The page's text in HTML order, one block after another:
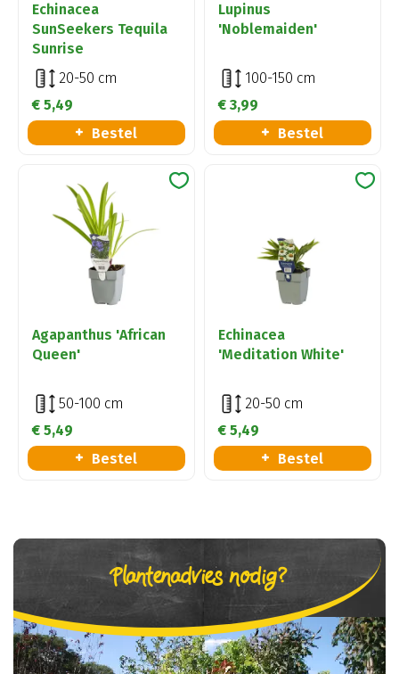
Echinacea
SunSeekers Tequila
Sunrise
20-50 cm
€ 5,49
Bestel
Lupinus
'Noblemaiden'
100-150 cm
€ 3,99
Bestel
Agapanthus 'African
Queen'
50-100 cm
€ 5,49
Bestel
Echinacea
'Meditation White'
20-50 cm
€ 5,49
Bestel
Plantenadvies nodig?